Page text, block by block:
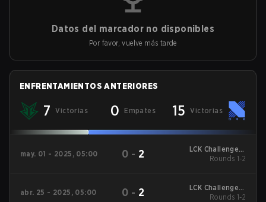
Datos del marcador no disponibles
Por favor, vuelve más tarde
ENFRENTAMIENTOS ANTERIORES
7 Victorias 0 Empates 15 Victorias
may. 01 - 2025, 05:00 0 - 2
LCK Challengers
League 2025 Rounds
Rounds 1-2
abr. 25 - 2025, 05:00 0 - 2
LCK Challengers
League 2025 Rounds
Rounds 1-2